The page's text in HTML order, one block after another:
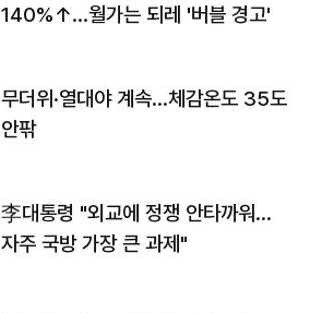
140%↑…월가는 되레 '버블 경고'
무더위·열대야 계속…체감온도 35도
안팎
李대통령 "외교에 정쟁 안타까워…
자주 국방 가장 큰 과제"